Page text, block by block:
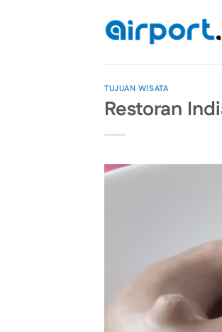
TUJUAN WISATA
Restoran